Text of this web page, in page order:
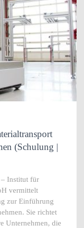
(Schulung |
– Institut für
vermittelt
zur Einführung
Sie richtet
Unternehmen, die